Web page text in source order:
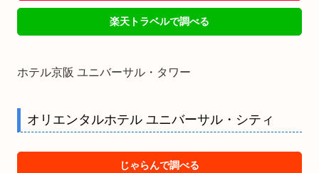
楽天トラベルで調べる
ホテル京阪 ユニバーサル・タワー
オリエンタルホテル ユニバーサル・シティ
じゃらんで調べる